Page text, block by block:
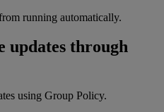
running automatically.
updates through
using Group Policy.